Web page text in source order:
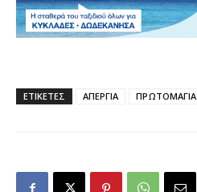
ΕΤΙΚΕΤΕΣ ΑΠΕΡΓΙΑ ΠΡΩΤΟΜΑΓΙΑ